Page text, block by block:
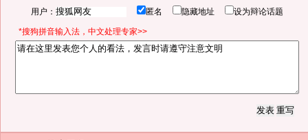
用户： 匿名 隐藏地址 设为辩论话题
*搜狗拼音输入法，中文处理专家>>